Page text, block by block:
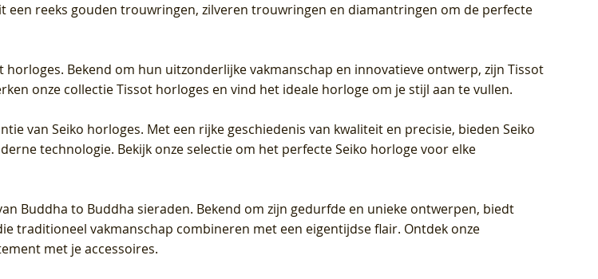
een reeks gouden trouwringen, zilveren trouwringen en diamantringen om de perfecte
horloges. Bekend om hun uitzonderlijke vakmanschap en innovatieve ontwerp, zijn Tissot
onze collectie Tissot horloges en vind het ideale horloge om je stijl aan te vullen.
van Seiko horloges. Met een rijke geschiedenis van kwaliteit en precisie, bieden Seiko
technologie. Bekijk onze selectie om het perfecte Seiko horloge voor elke
Buddha to Buddha sieraden. Bekend om zijn gedurfde en unieke ontwerpen, biedt
traditioneel vakmanschap combineren met een eigentijdse flair. Ontdek onze
met je accessoires.